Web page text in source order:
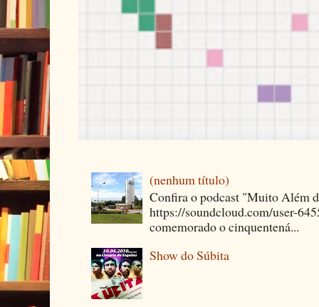
(nenhum título)
Confira o podcast "Muito Além
https://soundcloud.com/user-
comemorado o cinquentená...
Show do Súbita